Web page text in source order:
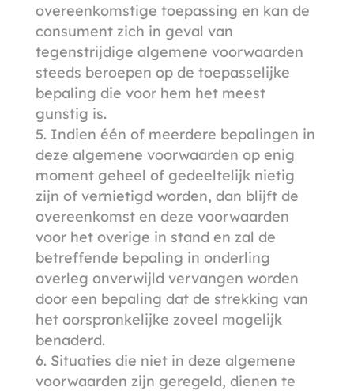
overeenkomstige toepassing en kan de
consument zich in geval van
tegenstrijdige algemene voorwaarden
steeds beroepen op de toepasselijke
bepaling die voor hem het meest
gunstig is.
Indien één of meerdere bepalingen in
deze algemene voorwaarden op enig
moment geheel of gedeeltelijk nietig
zijn of vernietigd worden, dan blijft de
overeenkomst en deze voorwaarden
voor het overige in stand en zal de
betreffende bepaling in onderling
overleg onverwijld vervangen worden
door een bepaling dat de strekking van
het oorspronkelijke zoveel mogelijk
benaderd.
Situaties die niet in deze algemene
voorwaarden zijn geregeld, dienen te